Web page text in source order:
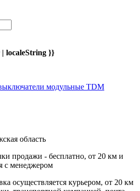
localeString }}
модульные TDM
область
продажи - бесплатно, от 20 км и
с менеджером
осуществляется курьером, от 20 км